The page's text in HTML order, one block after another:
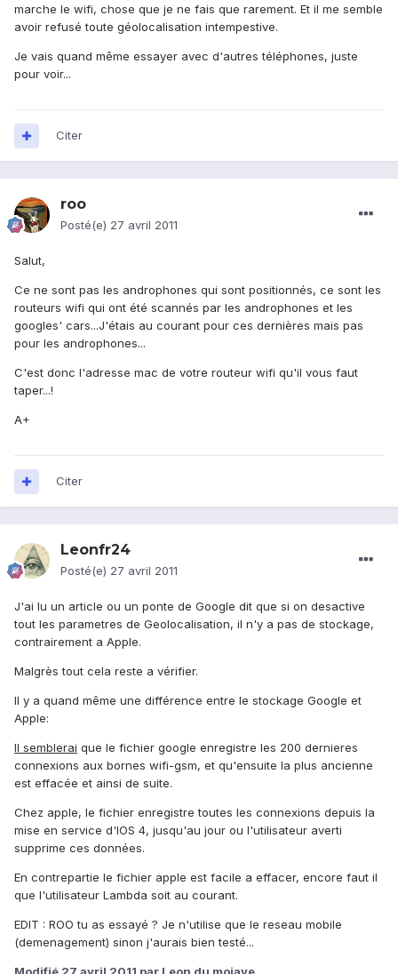
marche le wifi, chose que je ne fais que rarement. Et il me semble
avoir refusé toute géolocalisation intempestive.
Je vais quand même essayer avec d'autres téléphones, juste
pour voir...
Citer
roo
Posté(e) 27 avril 2011
Salut,
Ce ne sont pas les androphones qui sont positionnés, ce sont les
routeurs wifi qui ont été scannés par les androphones et les
googles' cars...J'étais au courant pour ces dernières mais pas
pour les androphones...
C'est donc l'adresse mac de votre routeur wifi qu'il vous faut
taper...!
A+
Citer
Leonfr24
Posté(e) 27 avril 2011
J'ai lu un article ou un ponte de Google dit que si on desactive
tout les parametres de Geolocalisation, il n'y a pas de stockage,
contrairement a Apple.
Malgrès tout cela reste a vérifier.
Il y a quand même une différence entre le stockage Google et
Apple:
Il semblerai que le fichier google enregistre les 200 dernieres
connexions aux bornes wifi-gsm, et qu'ensuite la plus ancienne
est effacée et ainsi de suite.
Chez apple, le fichier enregistre toutes les connexions depuis la
mise en service d'IOS 4, jusqu'au jour ou l'utilisateur averti
supprime ces données.
En contrepartie le fichier apple est facile a effacer, encore faut il
que l'utilisateur Lambda soit au courant.
EDIT : ROO tu as essayé ? Je n'utilise que le reseau mobile
(demenagement) sinon j'aurais bien testé...